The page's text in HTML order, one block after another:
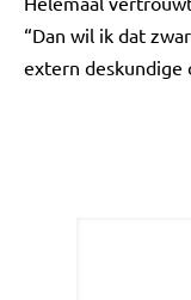
“Dan wil ik dat
extern deskundige